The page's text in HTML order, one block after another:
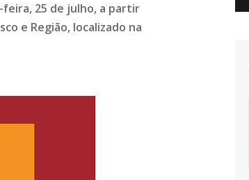
25 de julho, a partir
e Região, localizado na